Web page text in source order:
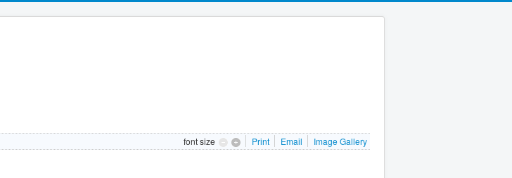
font size Print Email Image Gallery